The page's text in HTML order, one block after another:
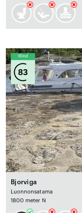
Wind
83
Bjorviga
Luonnonsatama
1800 meter N